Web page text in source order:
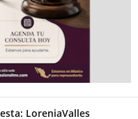
LoreniaValles